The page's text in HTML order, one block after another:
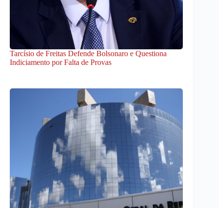
Tarcísio de Freitas Defende Bolsonaro e Questiona
Indiciamento por Falta de Provas